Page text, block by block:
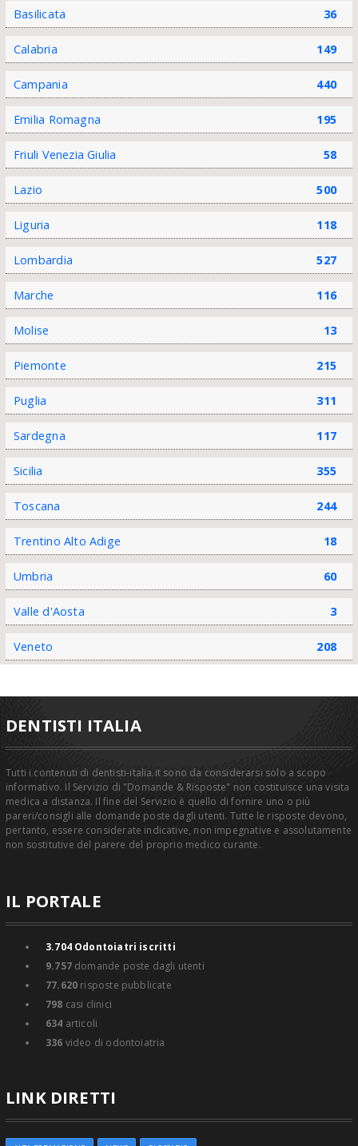
Basilicata 36
Calabria 149
Campania 440
Emilia Romagna 195
Friuli Venezia Giulia 58
Lazio 500
Liguria 118
Lombardia 527
Marche 116
Molise 13
Piemonte 215
Puglia 311
Sardegna 117
Sicilia 355
Toscana 244
Trentino Alto Adige 18
Umbria 60
Valle d'Aosta 3
Veneto 208
DENTISTI ITALIA
Tutti i contenuti di dentisti-italia.it sono da considerarsi solo a scopo
informativo. Il Servizio di "Domande & Risposte" non costituisce una visita
medica a distanza. Il fine del Servizio è quello di fornire uno o più
pareri/consigli alle domande poste dagli utenti. Tutte le risposte devono,
pertanto, essere considerate indicative, non impegnative e assolutamente
non sostitutive del parere del proprio medico curante.
IL PORTALE
3.704Odontoiatri iscritti
9.757domande poste dagli utenti
77.620 risposte pubblicate
798 casi clinici
634 articoli
336 video di odontoiatria
LINK DIRETTI